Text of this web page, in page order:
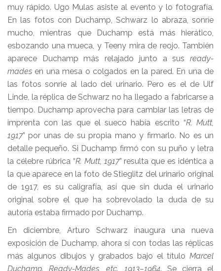
muy rápido. Ugo Mulas asiste al evento y lo fotografía.
En las fotos con Duchamp, Schwarz lo abraza, sonríe
mucho, mientras que Duchamp está más hierático,
esbozando una mueca, y Teeny mira de reojo. También
aparece Duchamp más relajado junto a sus ready-
mades en una mesa o colgados en la pared. En una de
las fotos sonríe al lado del urinario. Pero es el de Ulf
Linde, la réplica de Schwarz no ha llegado a fabricarse a
tiempo. Duchamp aprovecha para cambiar las letras de
imprenta con las que el sueco había escrito “R. Mutt,
1917” por unas de su propia mano y firmarlo. No es un
detalle pequeño. Si Duchamp firmó con su puño y letra
la célebre rúbrica “R. Mutt, 1917” resulta que es idéntica a
la que aparece en la foto de Stieglitz del urinario original
de 1917, es su caligrafía, así que sin duda el urinario
original sobre el que ha sobrevolado la duda de su
autoría estaba firmado por Duchamp.
En diciembre, Arturo Schwarz inaugura una nueva
exposición de Duchamp, ahora sí con todas las réplicas
más algunos dibujos y grabados bajo el título Marcel
Duchamp. Ready-Mades, etc. 1913–1964. Se cierra el